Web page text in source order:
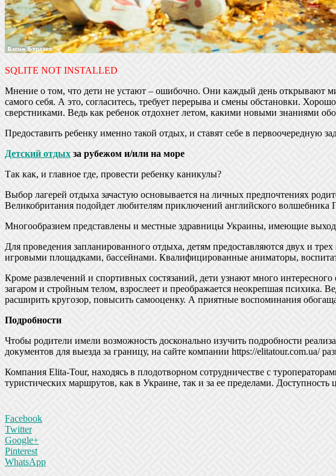
SQLITE NOT INSTALLED
Мнение о том, что дети не устают – ошибочно. Они каждый день открывают
самого себя. А это, согласитесь, требует перерыва и смены обстановки.
сверстниками. Ведь как ребенок отдохнет летом, какими новыми знаниями
Предоставить ребенку именно такой отдых, и ставят себе в первоочередную
Детский отдых за рубежом и/или на море
Так как, и главное где, провести ребенку каникулы?
Выбор лагерей отдыха зачастую основывается на личных предпочтениях
Великобритания подойдет любителям приключений английского волшебника
Многообразием представлены и местные здравницы Украины, имеющие
Для проведения запланированного отдыха, детям предоставляются двух и
игровыми площадками, бассейнами. Квалифицированные аниматоры,
Кроме развлечений и спортивных состязаний, дети узнают много
загаром и стройным телом, взрослеет и преображается неокрепшая психика.
расширить кругозор, повысить самооценку. А приятные воспоминания
Подробности
Чтобы родители имели возможность досконально изучить подробности
документов для выезда за границу, на сайте компании https://elitatour.com.ua/
Компания Elita-Tour, находясь в плодотворном сотрудничестве с
туристических маршрутов, как в Украине, так и за ее пределами.
Facebook
Twitter
Google+
Pinterest
WhatsApp